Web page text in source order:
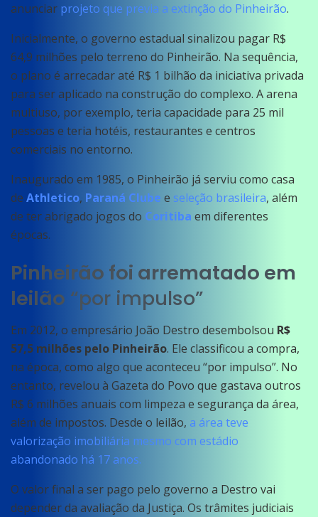
anunciar projeto que previa a extinção do Pinheirão.
Inicialmente, o governo estadual sinalizou pagar R$
64,9 milhões pelo terreno do Pinheirão. Na sequência,
o plano é arrecadar até R$ 1 bilhão da iniciativa privada
para ser aplicado na construção do complexo. A arena
multiuso, por exemplo, teria capacidade para 25 mil
pessoas e teria hotéis, restaurantes e centros
comerciais no entorno.
Inaugurado em 1985, o Pinheirão já serviu como casa
de Athletico, Paraná Clube e seleção brasileira, além
de ter abrigado jogos do Coritiba em diferentes
épocas.
Pinheirão foi arrematado em
leilão “por impulso”
Em 2012, o empresário João Destro desembolsou R$
57,5 milhões pelo Pinheirão. Ele classificou a compra,
na época, como algo que aconteceu “por impulso”. No
entanto, revelou à Gazeta do Povo que gastava outros
R$ 6 milhões anuais com limpeza e segurança da área,
além de impostos. Desde o leilão, a área teve
valorização imobiliária mesmo com estádio
abandonado há 17 anos.
O valor final a ser pago pelo governo a Destro vai
depender da avaliação da Justiça. Os trâmites judiciais